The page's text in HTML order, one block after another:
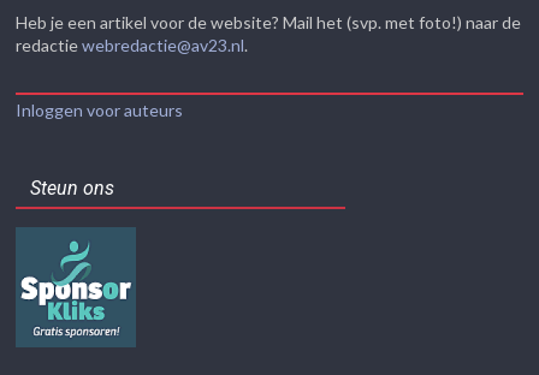
Heb je een artikel voor de website? Mail het (svp. met foto!) naar de
redactiewebredactie@av23.nl.
Inloggen voor auteurs
Steun ons